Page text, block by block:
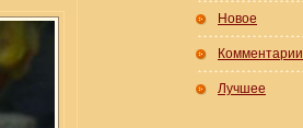
Новое
Комментарии
Лучшее